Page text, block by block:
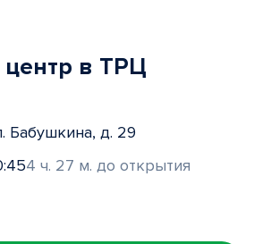
в ТРЦ
Бабушкина, д. 29
4 ч. 27 м. до открытия